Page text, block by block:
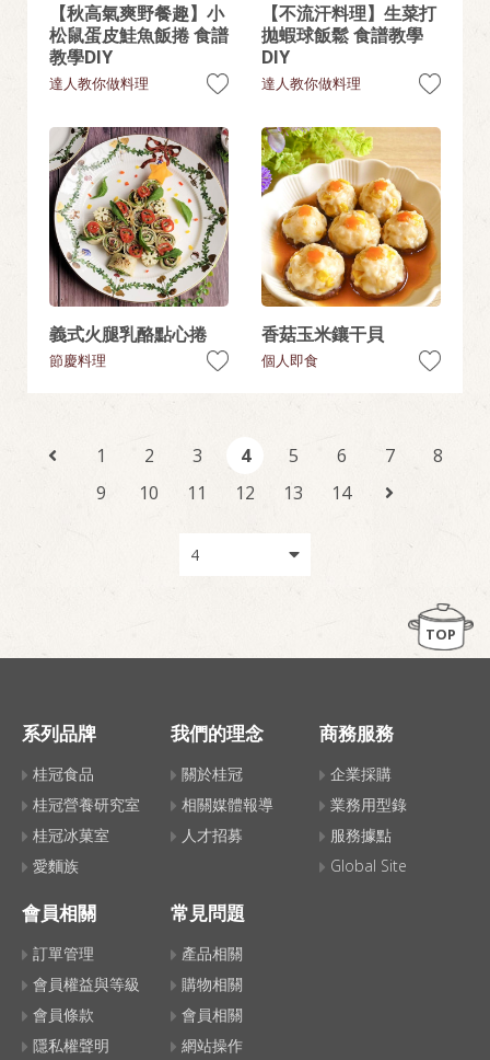
【秋高氣爽野餐趣】小
松鼠蛋皮鮭魚飯捲 食譜
教學DIY
達人教你做料理
【不流汗料理】生菜打
拋蝦球飯鬆 食譜教學
DIY
達人教你做料理
義式火腿乳酪點心捲
節慶料理
香菇玉米鑲干貝
個人即食
1 2 3 4 5 6 7
8
9
10 11 12 13 14
TOP
系列品牌
桂冠食品
桂冠營養研究室
桂冠冰菓室
愛麵族
我們的理念
關於桂冠
相關媒體報導
人才招募
商務服務
企業採購
業務用型錄
服務據點
Global Site
會員相關
訂單管理
會員權益與等級
會員條款
隱私權聲明
常見問題
產品相關
購物相關
會員相關
網站操作